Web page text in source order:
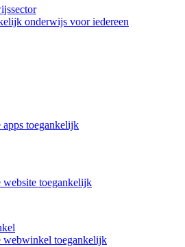
onderwijs voor iedereen
apps toegankelijk
website toegankelijk
webwinkel toegankelijk